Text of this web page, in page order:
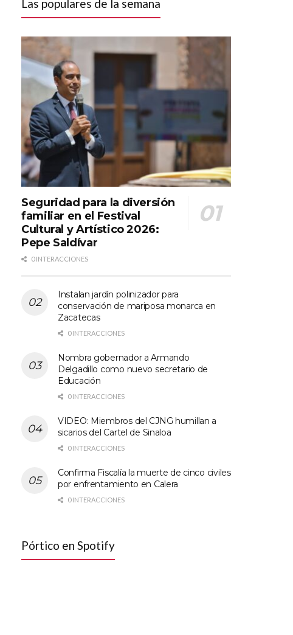
Las populares de la semana
Seguridad para la diversión
familiar en el Festival
Cultural y Artístico 2026:
Pepe Saldívar
0 INTERACCIONES
Instalan jardín polinizador para
conservación de mariposa monarca en
Zacatecas
0 INTERACCIONES
Nombra gobernador a Armando
Delgadillo como nuevo secretario de
Educación
0 INTERACCIONES
VIDEO: Miembros del CJNG humillan a
sicarios del Cartel de Sinaloa
0 INTERACCIONES
Confirma Fiscalía la muerte de cinco civiles
por enfrentamiento en Calera
0 INTERACCIONES
Pórtico en Spotify